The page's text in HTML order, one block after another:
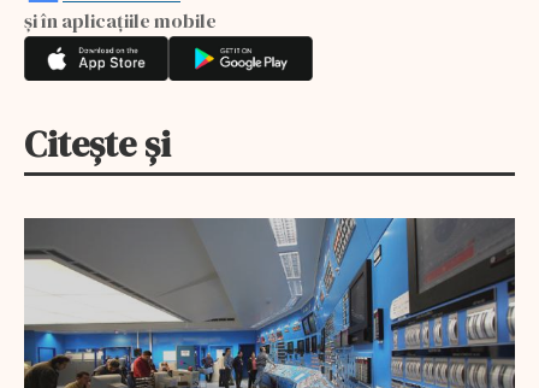
și în aplicațiile mobile
Citește și